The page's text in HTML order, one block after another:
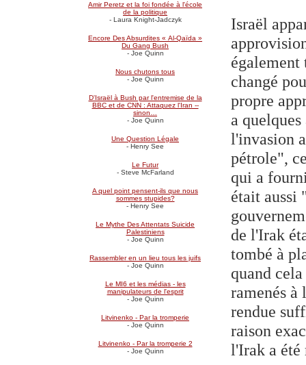
Amir Peretz et la foi fondée à l'école
de la politique
- Laura Knight-Jadczyk
Encore Des Absurdites « Al-Qaïda »
Du Gang Bush
- Joe Quinn
Nous chutons tous
- Joe Quinn
D'Israël à Bush par l'entremise de la
BBC et de CNN : Attaquez l'Iran --
sinon…
- Joe Quinn
Une Question Légale
- Henry See
Le Futur
- Steve McFarland
A quel point pensent-ils que nous
sommes stupides?
- Henry See
Le Mythe Des Attentats Suicide
Palestiniens
- Joe Quinn
Rassembler en un lieu tous les juifs
- Joe Quinn
Le MI6 et les médias - les
manipulateurs de l'esprit
- Joe Quinn
Litvinenko - Par la tromperie
- Joe Quinn
Litvinenko - Par la tromperie 2
- Joe Quinn
Israël
également
changé
propre
a
l'invasion
pétrole",
qui a
était aussi
de l'Irak
tombé à
quand
ramenés
rendue
raison
l'Irak a été